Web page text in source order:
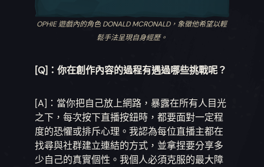
OPHIE 遊戲內的角色 DONALD MCRONALD，象徵他希望以輕
鬆手法呈現自身經歷。
[Q]：你在創作內容的過程有遇過哪些挑戰呢？
[A]：當你把自己放上網路，暴露在所有人目光
之下，每次按下直播按鈕時，都要面對一定程
度的恐懼或排斥心理。我認為每位直播主都在
找尋與社群建立連結的方式，並拿捏要分享多
少自己的真實個性。我個人必須克服的最大障